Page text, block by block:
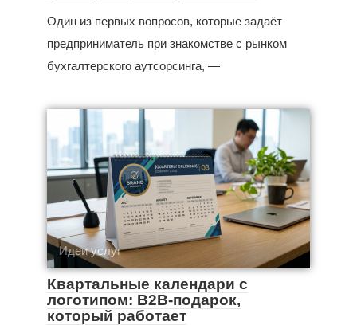
Один из первых вопросов, которые задаёт
предприниматель при знакомстве с рынком
бухгалтерского аутсорсинга, —
Идеи услуг
Квартальные календари с
логотипом: B2B-подарок,
который работает